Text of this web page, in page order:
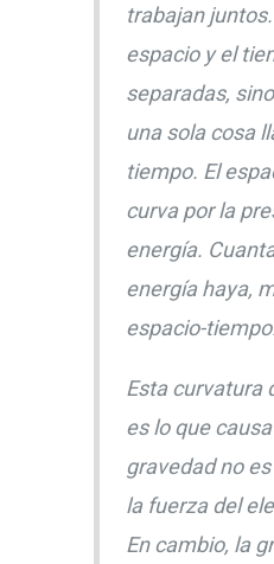
trabajan
espacio y el
separadas,
una sola cosa
tiempo. El
curva por la
energía.
energía haya,
espacio-
Esta curvatura
es lo que
gravedad no
la fuerza del
En cambio, la